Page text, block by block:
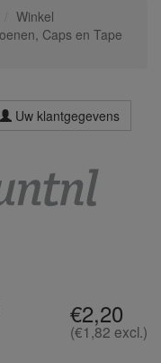
Winkel
Caps en Tape
Uw klantgegevens
€2,20
(€1,82 excl.)